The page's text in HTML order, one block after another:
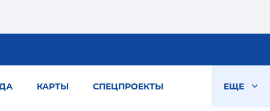
КАРТЫ СПЕЦПРОЕКТЫ ЕЩЕ